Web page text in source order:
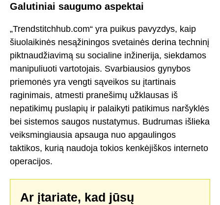
Galutiniai saugumo aspektai
„Trendstitchhub.com“ yra puikus pavyzdys, kaip
šiuolaikinės nesąžiningos svetainės derina techninį
piktnaudžiavimą su socialine inžinerija, siekdamos
manipuliuoti vartotojais. Svarbiausios gynybos
priemonės yra vengti sąveikos su įtartinais
raginimais, atmesti pranešimų užklausas iš
nepatikimų puslapių ir palaikyti patikimus naršyklės
bei sistemos saugos nustatymus. Budrumas išlieka
veiksmingiausia apsauga nuo apgaulingos
taktikos, kurią naudoja tokios kenkėjiškos interneto
operacijos.
Ar įtariate, kad jūsų